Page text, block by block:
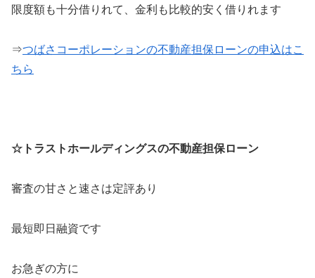
限度額も十分借りれて、金利も比較的安く借りれます
⇒つばさコーポレーションの不動産担保ローンの申込はこ
ちら
☆トラストホールディングスの不動産担保ローン
審査の甘さと速さは定評あり
最短即日融資です
お急ぎの方に